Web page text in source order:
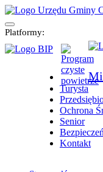
Platformy:
Turysta
Ochrona
Senior
Kontakt